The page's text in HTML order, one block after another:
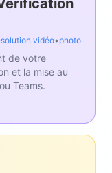
vidéo•photo
de votre
et la mise au
Teams.